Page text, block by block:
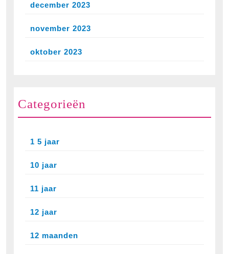
december 2023
november 2023
oktober 2023
Categorieën
1 5 jaar
10 jaar
11 jaar
12 jaar
12 maanden